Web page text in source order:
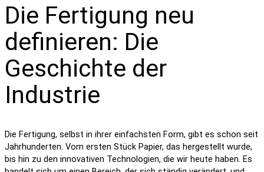
Die Fertigung neu
definieren: Die
Geschichte der
Industrie
Die Fertigung, selbst in ihrer einfachsten Form, gibt es schon seit
Jahrhunderten. Vom ersten Stück Papier, das hergestellt wurde,
bis hin zu den innovativen Technologien, die wir heute haben. Es